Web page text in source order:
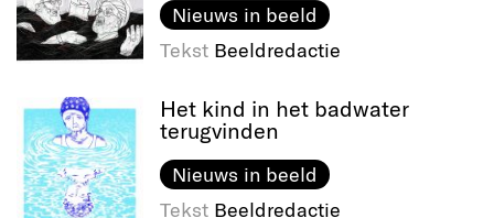
Nieuws in beeld
Tekst Beeldredactie
Het kind in het badwater
terugvinden
Nieuws in beeld
Tekst Beeldredactie